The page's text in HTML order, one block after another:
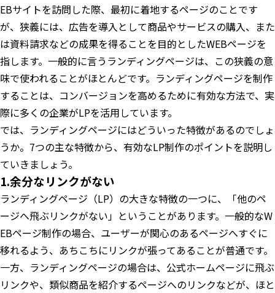
EBサイトを訪問した際、最初に着地するページのことです
が、狭義には、広告を導入として商品やサービスの購入、また
は資料請求などの成果を得ることを目的としたWEBページを
指します。一般的に言うランディングページは、この狭義の意
味で使われることがほとんどです。ランディングページを制作
することは、コンバージョンを高めるために有効な方法で、実
際に多くの企業がLPを活用しています。
では、ランディングページにはどういった特徴があるのでしょ
うか。7つの主な特徴から、有効なLP制作のポイントを説明し
ていきましょう。
1.余分なリンクがない
ランディングページ（LP）の大きな特徴の一つに、「他のペ
ージへ飛ぶリンクがない」ということがあります。一般的なW
EBページ制作の場合、ユーザーが関心のあるページへすぐに
移れるよう、あちこちにリンクが張ってあることが普通です。
一方、ランディングページの場合は、公式ホームページに飛ぶ
リンクや、類似商品を紹介するページへのリンクなどが、ほと